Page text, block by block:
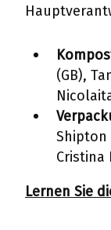
(GB),
Shipton
Cristina
Lernen Sie